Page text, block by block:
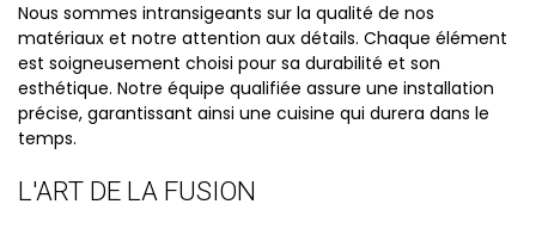
Nous sommes intransigeants sur la qualité de nos
matériaux et notre attention aux détails. Chaque élément
est soigneusement choisi pour sa durabilité et son
esthétique. Notre équipe qualifiée assure une installation
précise, garantissant ainsi une cuisine qui durera dans le
temps.
L'ART DE LA FUSION